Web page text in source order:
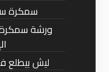
سمكرة
ورشة سمكرة
ليش بيطلع